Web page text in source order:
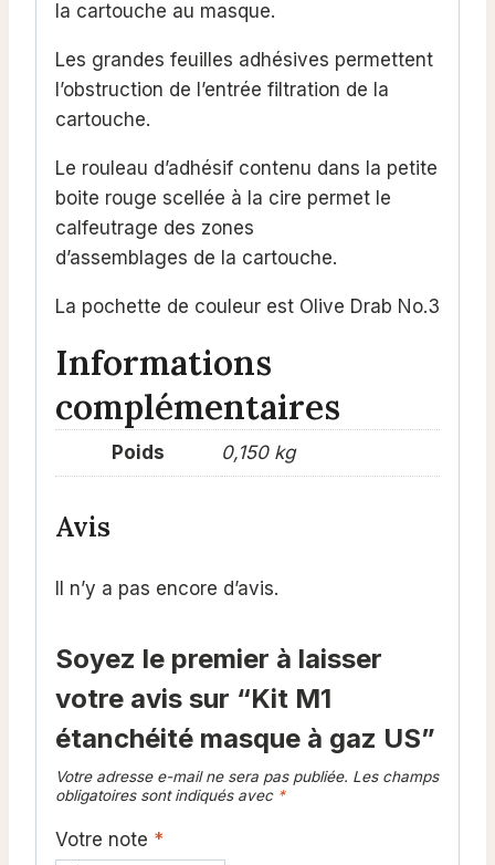
la cartouche au masque.
Les grandes feuilles adhésives permettent
l’obstruction de l’entrée filtration de la
cartouche.
Le rouleau d’adhésif contenu dans la petite
boite rouge scellée à la cire permet le
calfeutrage des zones
d’assemblages de la cartouche.
La pochette de couleur est Olive Drab No.3
Informations
complémentaires
Poids 0,150 kg
Avis
Il n’y a pas encore d’avis.
Soyez le premier à laisser
votre avis sur “Kit M1
étanchéité masque à gaz US”
Votre adresse e-mail ne sera pas publiée. Les champs
obligatoires sont indiqués avec *
Votre note *